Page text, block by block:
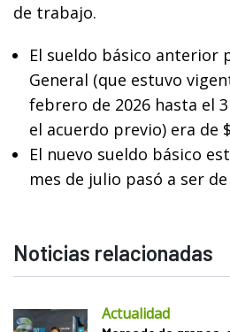
de trabajo.
El sueldo básico anterior
General (que estuvo
febrero de 2026 hasta el
el acuerdo previo) era de
El nuevo sueldo básico
mes de julio pasó a ser de
Noticias relacionadas
Actualidad